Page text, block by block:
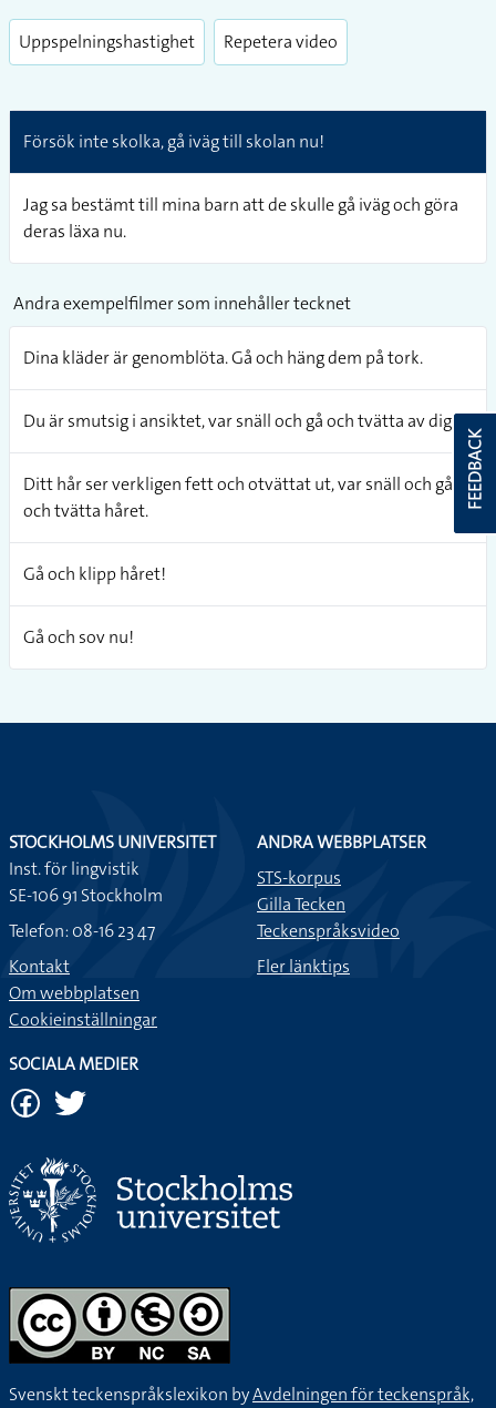
Uppspelningshastighet Repetera video
Försök inte skolka, gå iväg till skolan nu!
Jag sa bestämt till mina barn att de skulle gå iväg och göra
deras läxa nu.
Andra exempelfilmer som innehåller tecknet
Dina kläder är genomblöta. Gå och häng dem på tork.
Du är smutsig i ansiktet, var snäll och gå och tvätta av dig.
Ditt hår ser verkligen fett och otvättat ut, var snäll och gå
och tvätta håret.
Gå och klipp håret!
Gå och sov nu!
FEEDBACK
STOCKHOLMS UNIVERSITET
Inst. för lingvistik
SE-106 91 Stockholm
Telefon: 08-16 23 47
Kontakt
Om webbplatsen
Cookieinställningar
ANDRA WEBBPLATSER
STS-korpus
Gilla Tecken
Teckenspråksvideo
Fler länktips
SOCIALA MEDIER
Svenskt teckenspråkslexikon byAvdelningen för teckenspråk,